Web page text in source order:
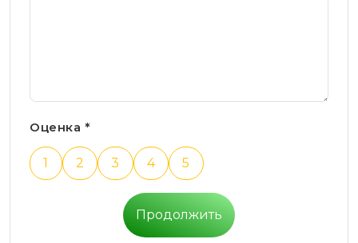
Оценка *
1 2 3 4 5
Продолжить